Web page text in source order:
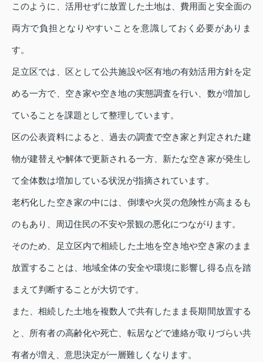
このように、活用せずに放置した土地は、費用面と安全面の
両方で負担となりやすいことを意識しておく必要がありま
す。
足立区では、区として公共施設や区有地の有効活用方針を定
める一方で、空き家や空き地の実態調査を行い、数が増加し
ていることを課題として整理しています。
区の公表資料によると、過去の調査で空き家と判定された建
物が建替えや解体で更新される一方、新たな空き家が発生し
て全体数は増加している状況が指摘されています。
老朽化した空き家の中には、倒壊や火災の危険性が高まるも
のもあり、周辺住民の不安や景観の悪化につながります。
そのため、足立区内で相続した土地を空き地や空き家のまま
放置することは、地域全体の安全や環境に影響し得る点を踏
まえて判断することが大切です。
また、相続した土地を複数人で共有したまま長期間放置する
と、所有者の高齢化や死亡、転居などで連絡が取りづらい共
有者が増え、意思決定が一層難しくなります。